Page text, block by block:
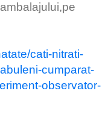
cati-nitrati-
cumparat-
observator-